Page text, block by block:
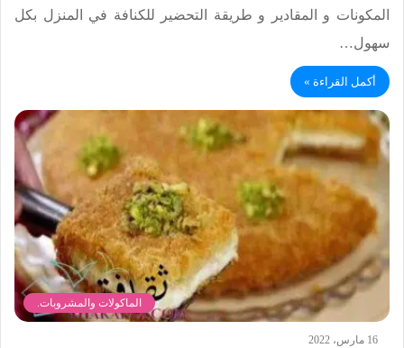
المكونات و المقادير و طريقة التحضير للكنافة في المنزل بكل
سهول…
أكمل القراءة »
الماكولات والمشروبات.
16 مارس، 2022